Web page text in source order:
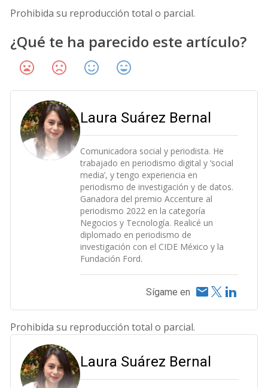
Prohibida su reproducción total o parcial.
¿Qué te ha parecido este artículo?
Laura Suárez Bernal
Comunicadora social y periodista. He
trabajado en periodismo digital y ‘social
media’, y tengo experiencia en
periodismo de investigación y de datos.
Ganadora del premio Accenture al
periodismo 2022 en la categoría
Negocios y Tecnología. Realicé un
diplomado en periodismo de
investigación con el CIDE México y la
Fundación Ford.
Sígame en
Prohibida su reproducción total o parcial.
Laura Suárez Bernal